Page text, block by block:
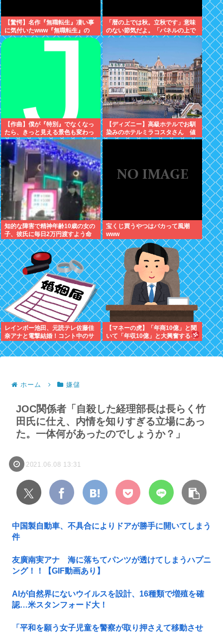
【驚愕】名作『無職転生』凄い事
に気付いたwww『無職転生』の
「ロキシー」とかいう奴…可愛い
「暦の上では秋。立秋です」意味
のない節気だよ。「パネルの上で
は19」みたいな風俗嬢かよ
【作曲】僕が『特別』でなくなっ
たら、きっと見える景色も変わっ
てしまう。⋯だから曖昧でいい。
どうか、白黒ハッキリさせないで
【ディズニー】高級ホテルでお馴
染みのホテルミラコスタさん 値
上げして改悪していたことがバレ
知的な障害で精神年齢10歳の女の
子、彼氏に毎日2万円渡すよう命
じられ、暴力を恐れ連日売春。客
の82歳を殺害し逮捕
宝くじ買うやつはバカって風潮
www
レインボー池田、元読テレ佐藤佳
奈アナと電撃結婚！コント中のサ
プライズ発表にジャンボ大パニッ
ク
【マネーの虎】「年商10億」と聞
いて「年収10億」と大興奮するキ
ッズに教えたい大人のリアル
ホーム 嫌儲
JOC関係者「自殺した経理部長は長らく竹
田氏に仕え、内情を知りすぎる立場にあっ
た。一体何があったのでしょうか？」
2021.06.08 13:31
中国製自動車、不具合によりドアが勝手に開いてしまう
件
友廣南実アナ 海に落ちてパンツが透けてしまうハプニ
ング！！【GIF動画あり】
AIが自然界にないウイルスを設計、16種類で増殖を確
認…米スタンフォード大！
「平和を願う女子児童を警察が取り押さえて移動させ